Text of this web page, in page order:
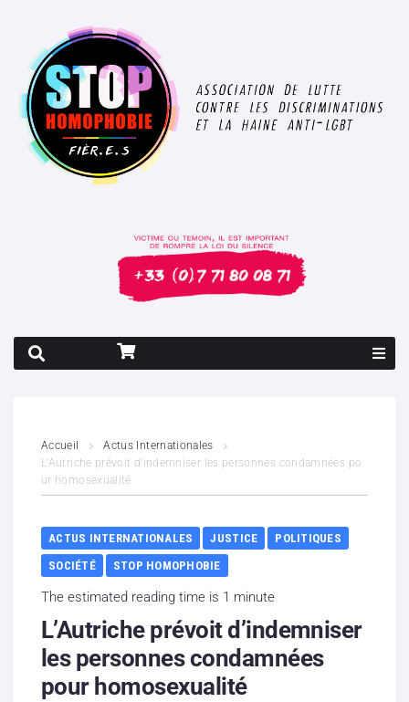
Contenus litigieux
Nous soutenir
Boutique
Partenaires
Contacts
Accueil
Actus Internationales
L’Autriche prévoit d’indemniser les personnes condamnées po
ur homosexualité
ACTUS INTERNATIONALES JUSTICE
POLITIQUES
SOCIÉTÉ
STOP HOMOPHOBIE
The estimated reading time is 1 minute
L’Autriche prévoit d’indemniser
les personnes condamnées
pour homosexualité